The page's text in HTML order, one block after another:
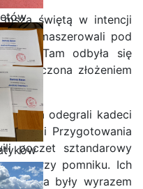
mszą świętą w intencji
przemaszerowali pod
Tam odbyła się
złożeniem
święta odegrali kadeci
Przygotowania
poczet sztandarowy
przy pomniku. Ich
były wyrazem